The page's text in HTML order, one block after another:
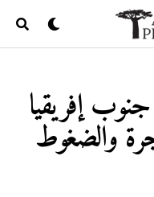
إفريقيا
والضغوط